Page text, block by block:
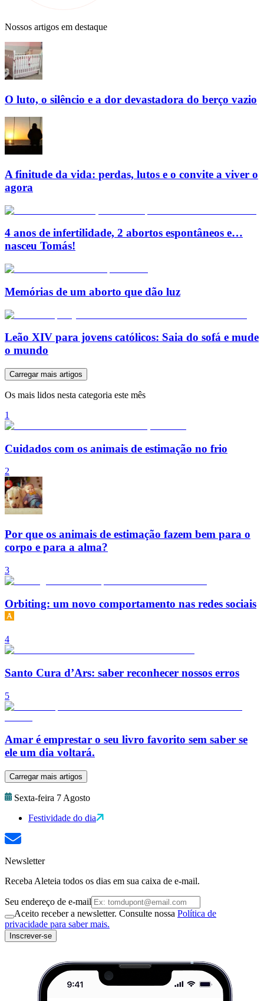
Nossos artigos em destaque
O luto, o silêncio e a dor devastadora do berço vazio
A finitude da vida: perdas, lutos e o convite a viver o
agora
4 anos de infertilidade, 2 abortos espontâneos e…
nasceu Tomás!
Memórias de um aborto que dão luz
Leão XIV para jovens católicos: Saia do sofá e mude
o mundo
Carregar mais artigos
Os mais lidos nesta categoria este mês
1
Cuidados com os animais de estimação no frio
2
Por que os animais de estimação fazem bem para o
corpo e para a alma?
3
Orbiting: um novo comportamento nas redes sociais
4
Santo Cura d’Ars: saber reconhecer nossos erros
5
Amar é emprestar o seu livro favorito sem saber se
ele um dia voltará.
Carregar mais artigos
Sexta-feira 7 Agosto
Festividade do dia
Newsletter
Receba Aleteia todos os dias em sua caixa de e-mail.
Seu endereço de e-mail
Aceito receber a newsletter. Consulte nossa Política de
privacidade para saber mais.
Inscrever-se